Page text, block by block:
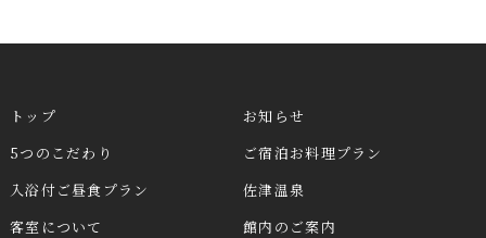
トップ
お知らせ
5つのこだわり
ご宿泊お料理プラン
入浴付ご昼食プラン
佐津温泉
客室について
館内のご案内